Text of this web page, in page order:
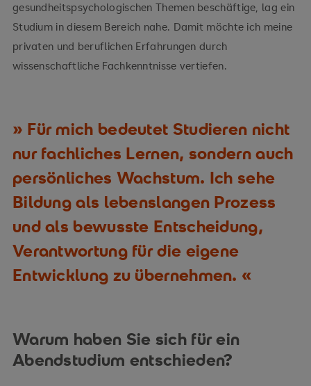
gesundheitspsychologischen Themen beschäftige, lag ein
Studium in diesem Bereich nahe. Damit möchte ich meine
privaten und beruflichen Erfahrungen durch
wissenschaftliche Fachkenntnisse vertiefen.
Für mich bedeutet Studieren nicht
nur fachliches Lernen, sondern auch
persönliches Wachstum. Ich sehe
Bildung als lebenslangen Prozess
und als bewusste Entscheidung,
Verantwortung für die eigene
Entwicklung zu übernehmen.
Warum haben Sie sich für ein
Abendstudium entschieden?